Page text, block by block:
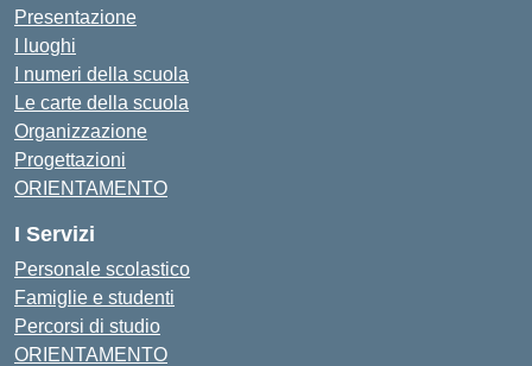
Presentazione
I luoghi
I numeri della scuola
Le carte della scuola
Organizzazione
Progettazioni
ORIENTAMENTO
I Servizi
Personale scolastico
Famiglie e studenti
Percorsi di studio
ORIENTAMENTO